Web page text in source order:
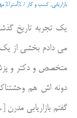
بازاریابی, کسب و کار / %آسترا%
می دادم بخشی از یک
متخصص و دکتر و
گفتم بازاریابی